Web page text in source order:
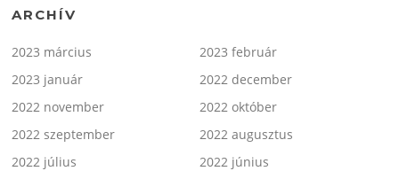
ARCHÍV
2023 március
2023 február
2023 január
2022 december
2022 november
2022 október
2022 szeptember
2022 augusztus
2022 július
2022 június